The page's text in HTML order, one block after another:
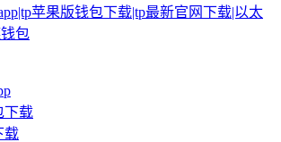
下载
载